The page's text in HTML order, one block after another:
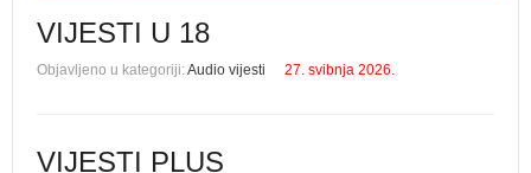
VIJESTI U 18
Objavljeno u kategoriji:Audio vijesti 27. svibnja 2026.
VIJESTI PLUS